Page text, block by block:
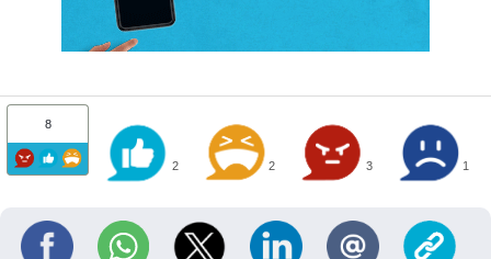
8
2 2 3 1